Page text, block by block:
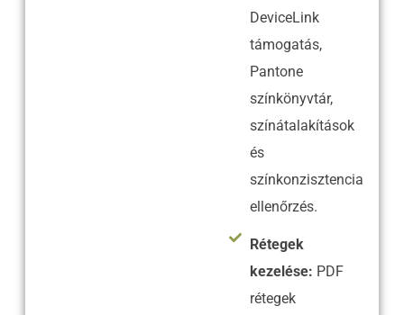
DeviceLink
támogatás,
Pantone
színkönyvtár,
színátalakítások
és
színkonzisztencia
ellenőrzés.
Rétegek
kezelése: PDF
rétegek